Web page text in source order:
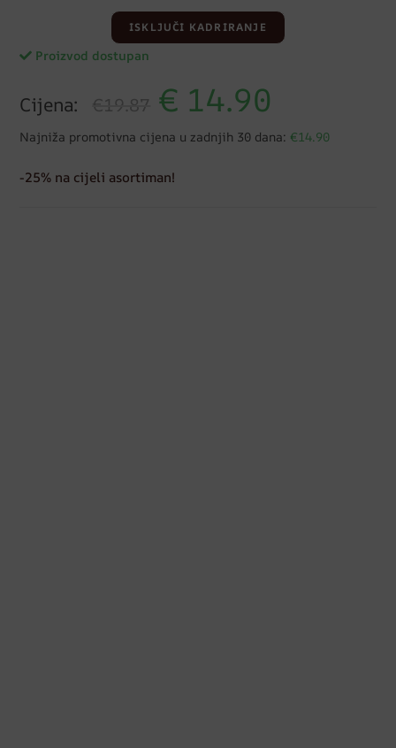
ISKLJUČI KADRIRANJE
Proizvod dostupan
Cijena: €19.87 € 14.90
Najniža promotivna cijena u zadnjih 30 dana: €14.90
-25% na cijeli asortiman!